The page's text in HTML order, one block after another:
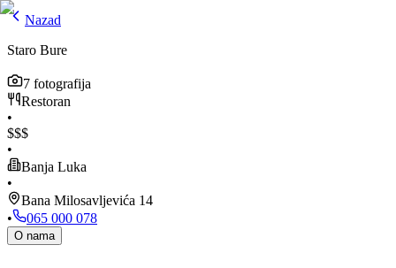
Nazad
Staro Bure
7 fotografija
Restoran
•
$$$
•
Banja Luka
•
Bana Milosavljevića 14
•
065 000 078
O nama